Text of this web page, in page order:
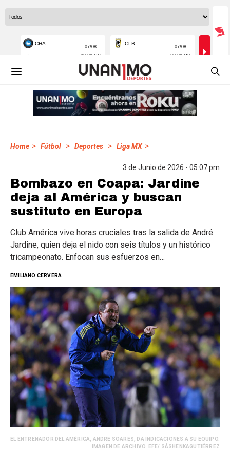
Home > Fútbol > Deportes > Liga MX >
3 de Junio de 2026 - 05:07 pm
Bombazo en Coapa: Jardine
deja al América y buscan
sustituto en Europa
Club América vive horas cruciales tras la salida de André
Jardine, quien deja el nido con seis títulos y un histórico
tricampeonato. Enfocan sus esfuerzos en…
EMILIANO CERVERA
EL ENTRENADOR DEL AMÉRICA, ANDRE SOARES, DA INDICACIONES A SU EQUIPO.
IMAGEN DE ARCHIVO. EFE/ SÁSHENKAGUTIÉRREZ